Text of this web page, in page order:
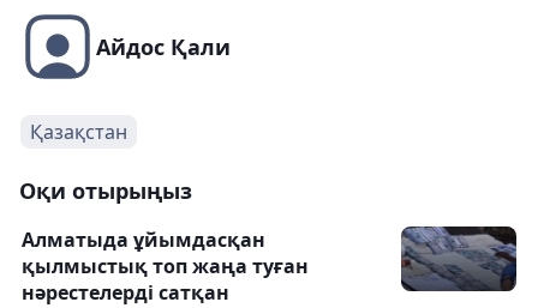
Айдос Қали
Қазақстан
Оқи отырыңыз
Алматыда ұйымдасқан
қылмыстық топ жаңа туған
нәрестелерді сатқан